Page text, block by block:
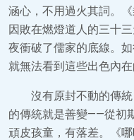
涵心，不用過火其詞。
因敗在燃燈道人的三十
夜衝破了儒家的底線。
就無法看到這些出色內
沒有原封不動的傳
的傳統就是善變——從初
頑皮孩童，有落差。《